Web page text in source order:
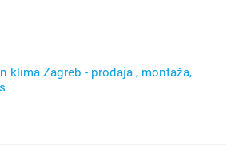
klima Zagreb - prodaja , montaža,